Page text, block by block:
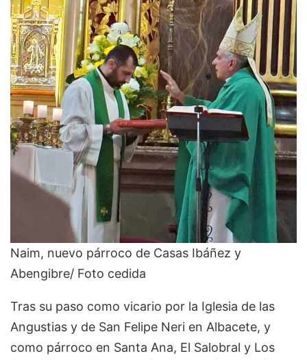
Naim, nuevo párroco de Casas Ibáñez y
Abengibre/ Foto cedida
Tras su paso como vicario por la Iglesia de las
Angustias y de San Felipe Neri en Albacete, y
como párroco en Santa Ana, El Salobral y Los